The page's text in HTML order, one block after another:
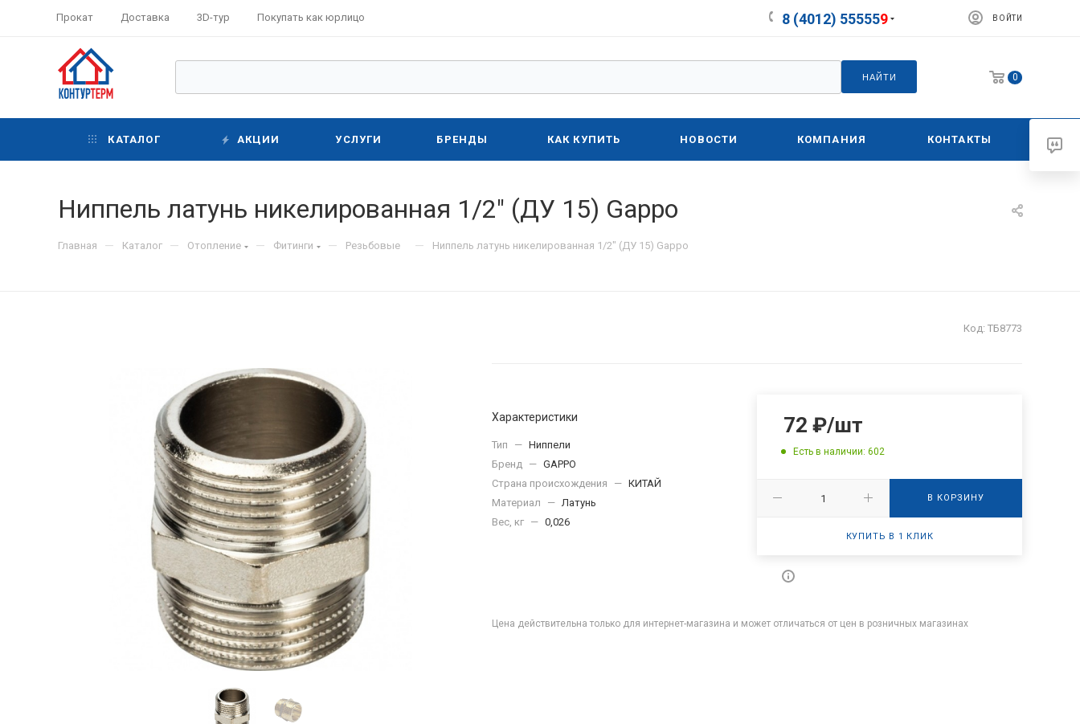
Прокат Доставка 3D-тур Покупать как юрлицо 8 (4012) 555559 ВОЙТИ
НАЙТИ 0
КАТАЛОГ АКЦИИ УСЛУГИ БРЕНДЫ КАК КУПИТЬ НОВОСТИ КОМПАНИЯ КОНТАКТЫ
Ниппель латунь никелированная 1/2" (ДУ 15) Gappo
Главная — Каталог — Отопление — Фитинги — Резьбовые — Ниппель латунь никелированная 1/2" (ДУ 15) Gappo
Код: ТБ8773
Характеристики
Тип — Ниппели
Бренд — GAPPO
Страна происхождения
— КИТАЙ
Материал
— Латунь
Вес, кг — 0,026
72 ₽/шт
Есть в наличии: 602
В КОРЗИНУ
КУПИТЬ В 1 КЛИК
Цена действительна только для интернет-магазина и может отличаться от цен в розничных магазинах